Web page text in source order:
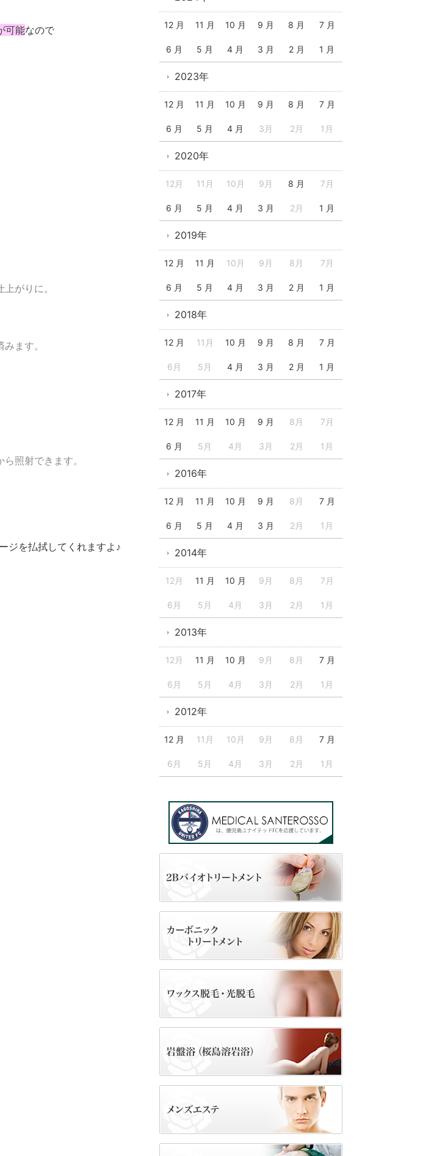
可能なので
がりに。
ます。
照射できます。
ジを払拭してくれますよ♪
12 月 11 月 10 月 9 月 8 月 7 月
6 月 5 月 4 月 3 月 2 月 1 月
2023年
12 月 11 月 10 月 9 月 8 月 7 月
6 月 5 月 4 月 3月 2月 1月
2020年
12月 11月 10月 9月 8 月 7月
6 月 5 月 4 月 3 月 2月 1 月
2019年
12 月 11 月 10月 9月 8月 7月
6 月 5 月 4 月 3 月 2 月 1 月
2018年
12 月 11月 10 月 9 月 8 月 7 月
6月 5月 4 月 3 月 2 月 1 月
2017年
12 月 11 月 10 月 9 月 8月 7月
6 月 5月 4月 3月 2月 1月
2016年
12 月 11 月 10 月 9 月 8月 7 月
6 月 5 月 4 月 3 月 2月 1月
2014年
12月 11 月 10 月 9月 8月 7月
6月 5月 4月 3月 2月 1月
2013年
12月 11 月 10 月 9月 8月 7 月
6月 5月 4月 3月 2月 1月
2012年
12 月 11月 10月 9月 8月 7 月
6月 5月 4月 3月 2月 1月